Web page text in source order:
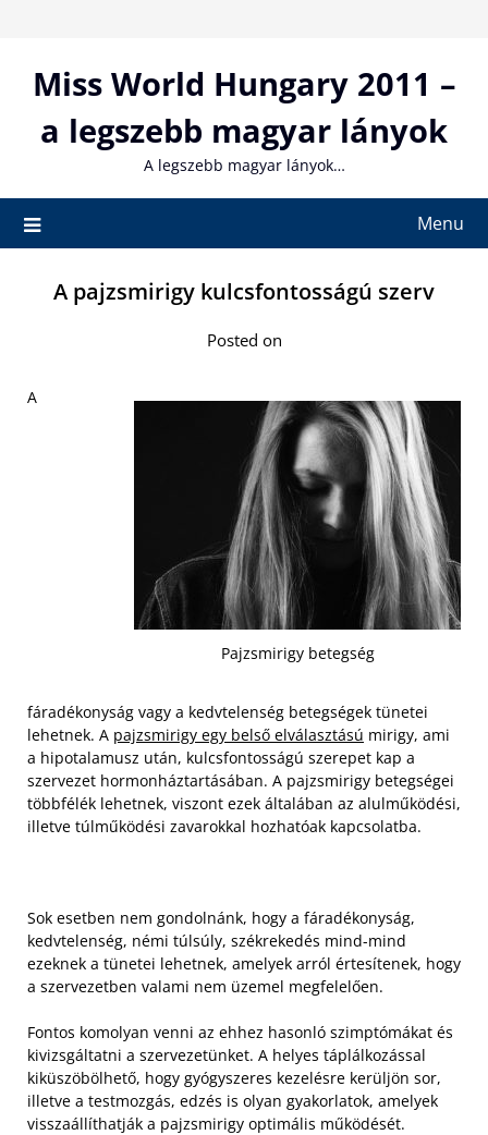
contentMiss World Hungary 2011 –
a legszebb magyar lányok
A legszebb magyar lányok…
Menu
A pajzsmirigy kulcsfontosságú szerv
Posted on
Pajzsmirigy betegség
A
fáradékonyság vagy a kedvtelenség betegségek tünetei
lehetnek. A pajzsmirigy egy belső elválasztású mirigy, ami
a hipotalamusz után, kulcsfontosságú szerepet kap a
szervezet hormonháztartásában. A pajzsmirigy betegségei
többfélék lehetnek, viszont ezek általában az alulműködési,
illetve túlműködési zavarokkal hozhatóak kapcsolatba.
Sok esetben nem gondolnánk, hogy a fáradékonyság,
kedvtelenség, némi túlsúly, székrekedés mind-mind
ezeknek a tünetei lehetnek, amelyek arról értesítenek, hogy
a szervezetben valami nem üzemel megfelelően.
Fontos komolyan venni az ehhez hasonló szimptómákat és
kivizsgáltatni a szervezetünket. A helyes táplálkozással
kiküszöbölhető, hogy gyógyszeres kezelésre kerüljön sor,
illetve a testmozgás, edzés is olyan gyakorlatok, amelyek
visszaállíthatják a pajzsmirigy optimális működését.